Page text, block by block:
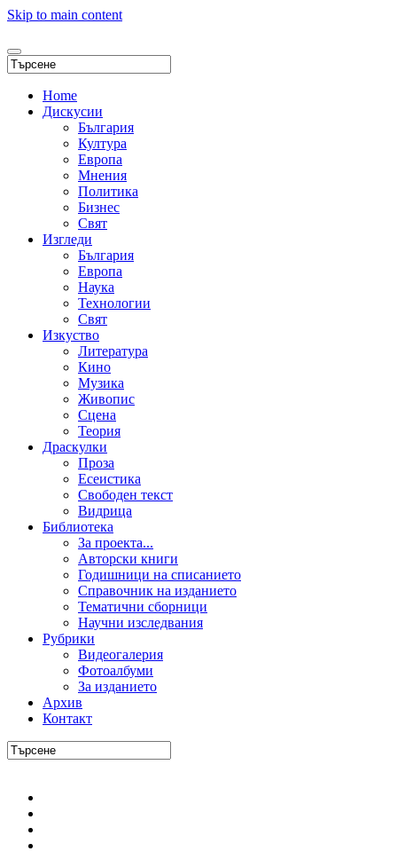
Skip to main content
Home
Дискусии
България
Култура
Европа
Мнения
Политика
Бизнес
Свят
Изгледи
България
Европа
Наука
Технологии
Свят
Изкуство
Литература
Кино
Музика
Живопис
Сцена
Теория
Драскулки
Проза
Есеистика
Свободен текст
Видрица
Библиотека
За проекта...
Авторски книги
Годишници на списанието
Справочник на изданието
Тематични сборници
Научни изследвания
Рубрики
Видеогалерия
Фотоалбуми
За изданието
Архив
Контакт